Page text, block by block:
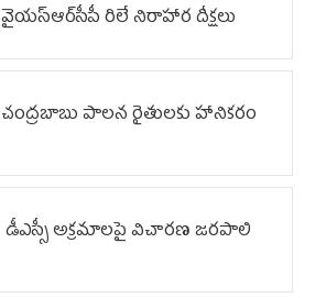
వైయ‌స్ఆర్‌సీపీ రిలే నిరాహార దీక్షలు
చంద్రబాబు పాలన రైతులకు హానికరం
డీఎస్సీ అక్రమాలపై విచారణ జరపాలి